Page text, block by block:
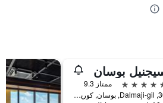
بوسان
ممتاز 9.3
30, Dalmaji-gil, بوسان, كوريا الجنوبية